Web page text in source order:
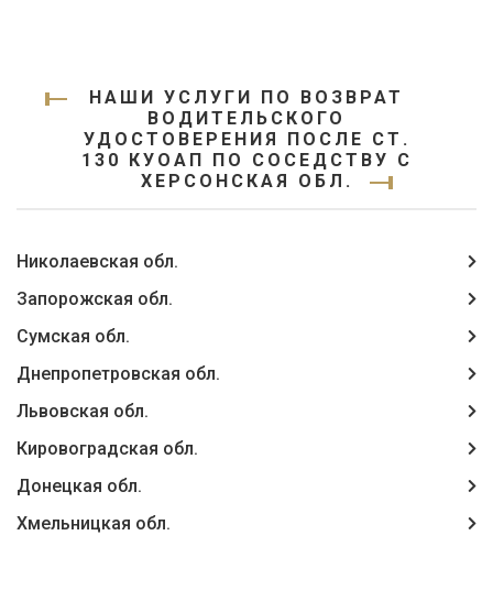
НАШИ УСЛУГИ ПО ВОЗВРАТ
ВОДИТЕЛЬСКОГО
УДОСТОВЕРЕНИЯ ПОСЛЕ СТ.
130 КУОАП ПО СОСЕДСТВУ С
ХЕРСОНСКАЯ ОБЛ.
Николаевская обл.
Запорожская обл.
Сумская обл.
Днепропетровская обл.
Львовская обл.
Кировоградская обл.
Донецкая обл.
Хмельницкая обл.